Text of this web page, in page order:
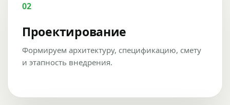
02
Проектирование
Формируем архитектуру, спецификацию, смету
и этапность внедрения.